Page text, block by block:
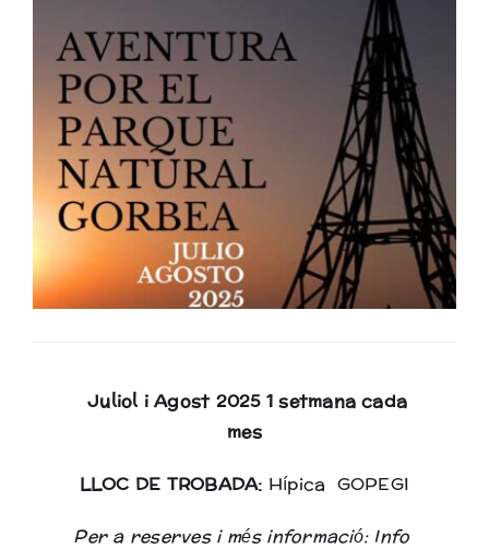
Juliol i Agost 2025 1 setmana cada
mes
LLOC DE TROBADA: Hípica GOPEGI
Per a reserves i més informació: Info